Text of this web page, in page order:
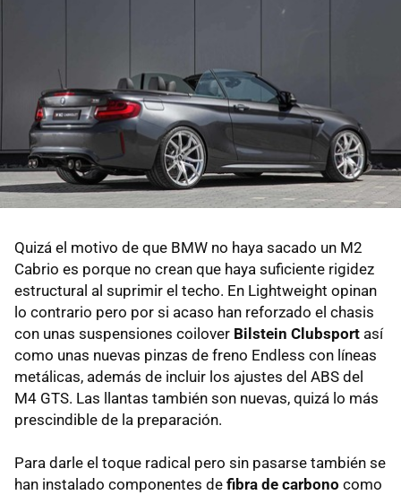
Quizá el motivo de que BMW no haya sacado un M2
Cabrio es porque no crean que haya suficiente rigidez
estructural al suprimir el techo. En Lightweight opinan
lo contrario pero por si acaso han reforzado el chasis
con unas suspensiones coilover Bilstein Clubsport así
como unas nuevas pinzas de freno Endless con líneas
metálicas, además de incluir los ajustes del ABS del
M4 GTS. Las llantas también son nuevas, quizá lo más
prescindible de la preparación.
Para darle el toque radical pero sin pasarse también se
han instalado componentes de fibra de carbono como